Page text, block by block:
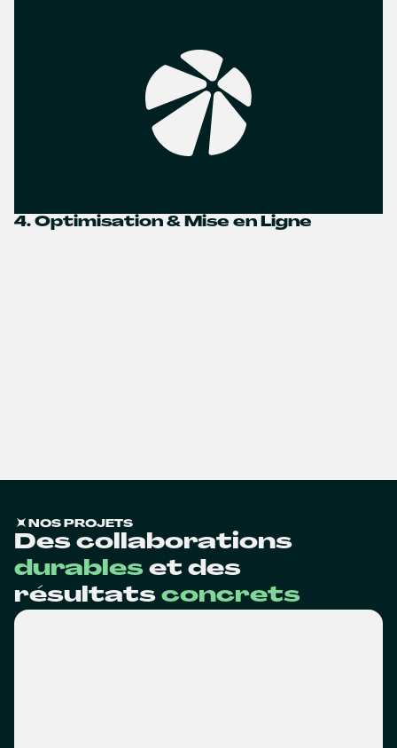
4. Optimisation & Mise en Ligne
NOS PROJETS
Des collaborations
durables et des
résultats concrets